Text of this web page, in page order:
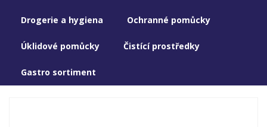
Drogerie a hygiena Ochranné pomůcky
Úklidové pomůcky Čistící prostředky
Gastro sortiment